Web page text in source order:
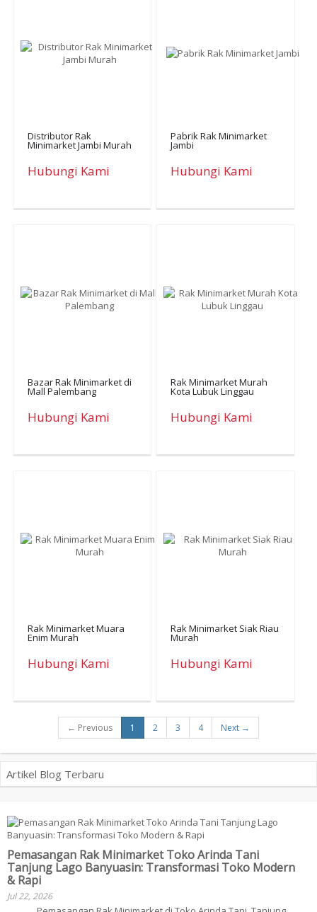
Distributor Rak
Minimarket Jambi Murah
Hubungi Kami
Pabrik Rak Minimarket
Jambi
Hubungi Kami
Bazar Rak Minimarket di
Mall Palembang
Hubungi Kami
Rak Minimarket Murah
Kota Lubuk Linggau
Hubungi Kami
Rak Minimarket Muara
Enim Murah
Hubungi Kami
Rak Minimarket Siak Riau
Murah
Hubungi Kami
← Previous 1 2 3 4 Next →
Artikel Blog Terbaru
Pemasangan Rak Minimarket Toko Arinda Tani
Tanjung Lago Banyuasin: Transformasi Toko Modern
& Rapi
Jul 22, 2026